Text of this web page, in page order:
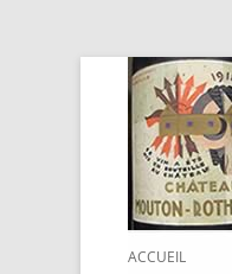
ACCUEIL